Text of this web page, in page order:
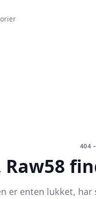
404
Raw58
er enten lukket,